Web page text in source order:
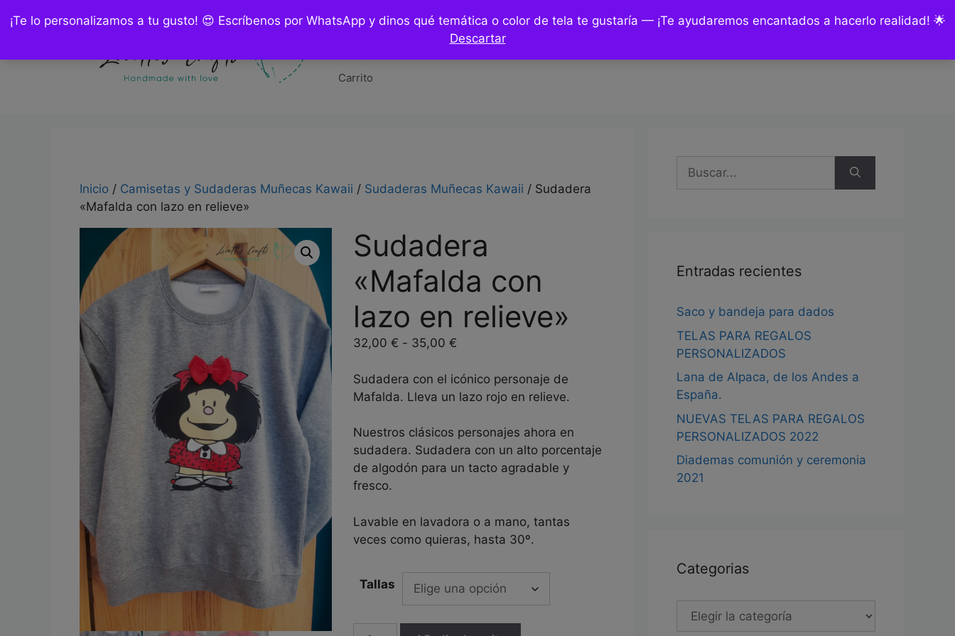
¡Te lo personalizamos a tu gusto! 😍 Escríbenos por WhatsApp y dinos qué temática o color de tela te gustaría — ¡Te ayudaremos encantados a hacerlo realidad! 🌟
Descartar
Hazlo tu mismo / DIY
Carrito
Inicio / Camisetas y Sudaderas Muñecas Kawaii / Sudaderas Muñecas Kawaii / Sudadera
«Mafalda con lazo en relieve»
Sudadera
«Mafalda con
lazo en relieve»
32,00 € - 35,00 €Rango
precios:
desde
hasta
35,00 €
Sudadera con el icónico personaje de
Mafalda. Lleva un lazo rojo en relieve.
Nuestros clásicos personajes ahora en
sudadera. Sudadera con un alto porcentaje
de algodón para un tacto agradable y
fresco.
Lavable en lavadora o a mano, tantas
veces como quieras, hasta 30º.
Tallas
Sudadera
Buscar:
Entradas recientes
Saco y bandeja para dados
TELAS PARA REGALOS
PERSONALIZADOS
Lana de Alpaca, de los Andes a
España.
NUEVAS TELAS PARA REGALOS
PERSONALIZADOS 2022
Diademas comunión y ceremonia
2021
Categorias
Categorias